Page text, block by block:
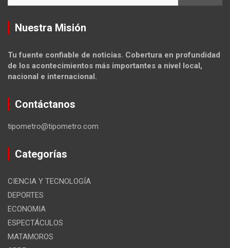
Nuestra Misión
Tu fuente confiable de noticias. Cobertura en profundidad
de los acontecimientos más importantes a nivel local,
nacional e internacional.
Contáctanos
tipometro@tipometro.com
Categorías
CIENCIA Y TECNOLOGÍA
DEPORTES
ECONOMIA
ESPECTÁCULOS
MATAMOROS